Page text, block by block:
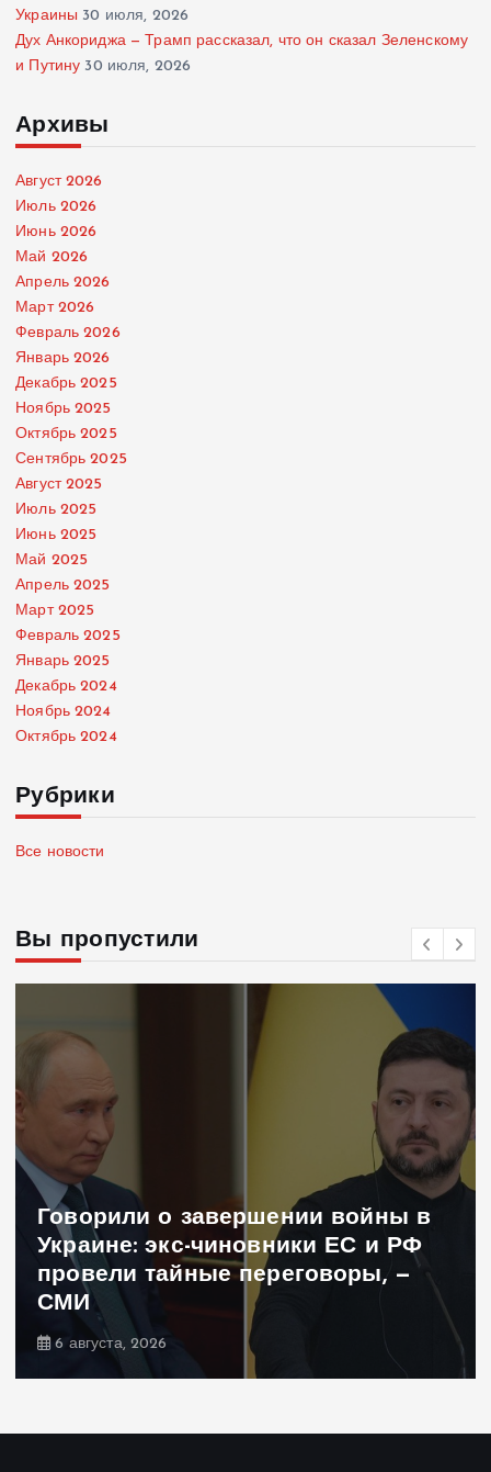
Украины 30 июля, 2026
Дух Анкориджа — Трамп рассказал, что он сказал Зеленскому
и Путину 30 июля, 2026
Архивы
Август 2026
Июль 2026
Июнь 2026
Май 2026
Апрель 2026
Март 2026
Февраль 2026
Январь 2026
Декабрь 2025
Ноябрь 2025
Октябрь 2025
Сентябрь 2025
Август 2025
Июль 2025
Июнь 2025
Май 2025
Апрель 2025
Март 2025
Февраль 2025
Январь 2025
Декабрь 2024
Ноябрь 2024
Октябрь 2024
Рубрики
Все новости
Вы пропустили
Говорили о завершении войны в
Украине: экс-чиновники ЕС и РФ
провели тайные переговоры, —
СМИ
6 августа, 2026